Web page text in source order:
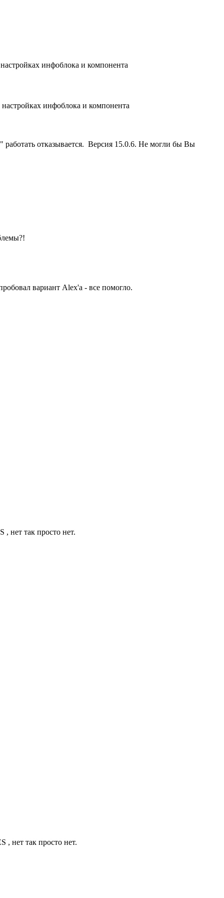
инфоблока и компонента
инфоблока и компонента
отказывается. Версия 15.0.6. Не могли бы Вы
вариант Alex'a - все помогло.
, нет так просто нет.
, нет так просто нет.